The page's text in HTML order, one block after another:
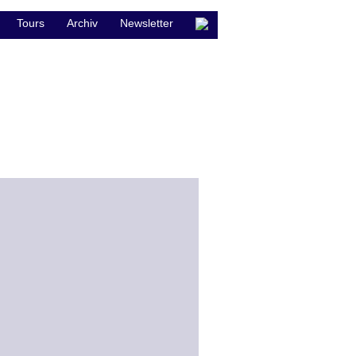
Tours Archiv Newsletter